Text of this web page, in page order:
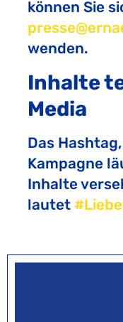
können Sie
wenden.
Inhalte
Media
Das
Kampagne
Inhalte
lautet